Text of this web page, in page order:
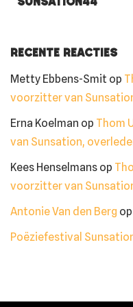
Sunsation44
Recente reacties
Metty Ebbens-Smit op
voorzitter van
Erna Koelman op Thom
van Sunsation,
Kees Henselmans op
voorzitter van
Antonie Van den Berg op
Poëziefestival